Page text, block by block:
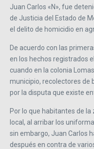
Juan Carlos «N», fue
de Justicia del Estado de
el delito de homicidio en
De acuerdo con las
en los hechos registrados
cuando en la colonia
municipio, recolectores de
por la disputa que existe
Por lo que habitantes de la
local, al arribar los
sin embargo, Juan Carlos
después en contra de